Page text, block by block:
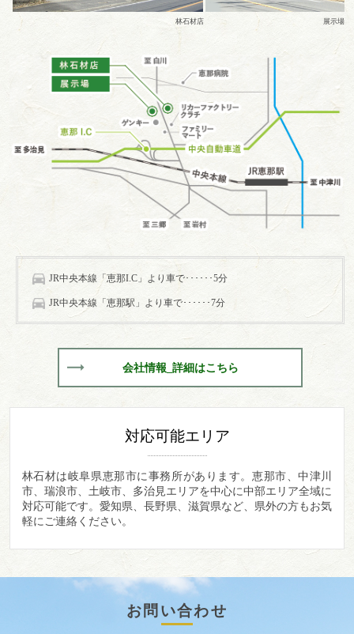
林石材店 展示場
JR中央本線「恵那I.C」より車で･･････5分
JR中央本線「恵那駅」より車で･･････7分
会社情報_詳細はこちら
対応可能エリア
林石材は岐阜県恵那市に事務所があります。 恵那市、中津川
市、瑞浪市、土岐市、多治見エリアを中心に中部エリア全域に
対応可能です。愛知県、長野県、滋賀県など、県外の方もお気
軽にご連絡ください。
お問い合わせ